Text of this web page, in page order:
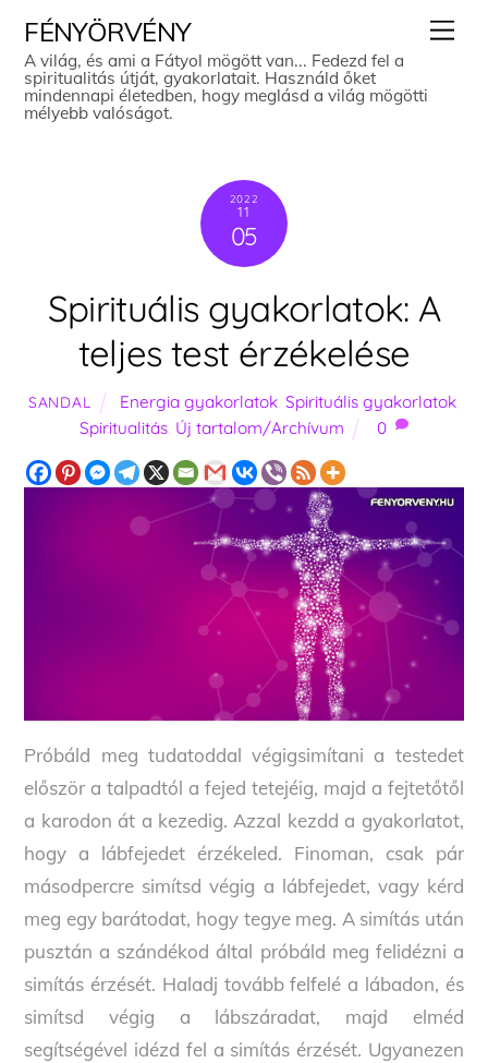
content
FÉNYÖRVÉNY
A világ, és ami a Fátyol mögött van... Fedezd fel a
spiritualitás útját, gyakorlatait. Használd őket
mindennapi életedben, hogy meglásd a világ mögötti
mélyebb valóságot.
2022
11
05
Spirituális gyakorlatok: A
teljes test érzékelése
SANDAL Energia gyakorlatok, Spirituális gyakorlatok,
Spiritualitás, Új tartalom/Archívum 0
Próbáld meg tudatoddal végigsimítani a testedet
először a talpadtól a fejed tetejéig, majd a fejtetőtől
a karodon át a kezedig. Azzal kezdd a gyakorlatot,
hogy a lábfejedet érzékeled. Finoman, csak pár
másodpercre simítsd végig a lábfejedet, vagy kérd
meg egy barátodat, hogy tegye meg. A simítás után
pusztán a szándékod által próbáld meg felidézni a
simítás érzését. Haladj tovább felfelé a lábadon, és
simítsd végig a lábszáradat, majd elméd
segítségével idézd fel a simítás érzését. Ugyanezen